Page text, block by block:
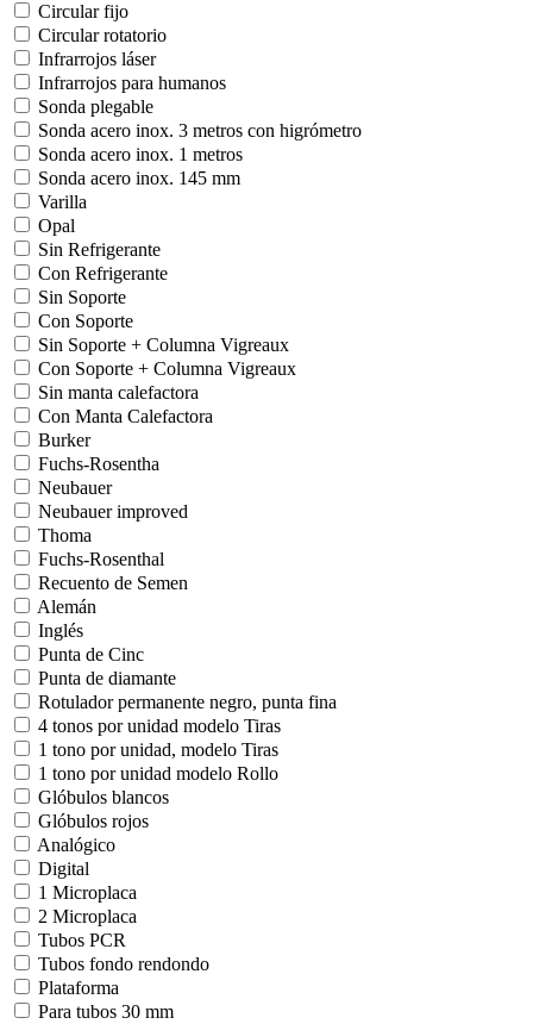
Circular fijo
Circular rotatorio
Infrarrojos láser
Infrarrojos para humanos
Sonda plegable
Sonda acero inox. 3 metros con higrómetro
Sonda acero inox. 1 metros
Sonda acero inox. 145 mm
Varilla
Opal
Sin Refrigerante
Con Refrigerante
Sin Soporte
Con Soporte
Sin Soporte + Columna Vigreaux
Con Soporte + Columna Vigreaux
Sin manta calefactora
Con Manta Calefactora
Burker
Fuchs-Rosentha
Neubauer
Neubauer improved
Thoma
Fuchs-Rosenthal
Recuento de Semen
Alemán
Inglés
Punta de Cinc
Punta de diamante
Rotulador permanente negro, punta fina
4 tonos por unidad modelo Tiras
1 tono por unidad, modelo Tiras
1 tono por unidad modelo Rollo
Glóbulos blancos
Glóbulos rojos
Analógico
Digital
1 Microplaca
2 Microplaca
Tubos PCR
Tubos fondo rendondo
Plataforma
Para tubos 30 mm